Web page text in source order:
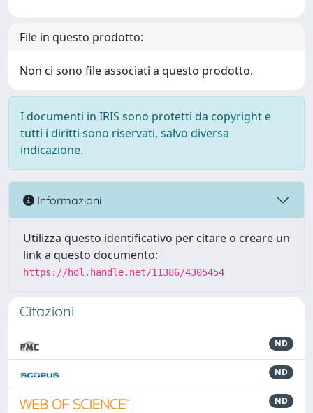
File in questo prodotto:
Non ci sono file associati a questo prodotto.
I documenti in IRIS sono protetti da copyright e
tutti i diritti sono riservati, salvo diversa
indicazione.
Informazioni
Utilizza questo identificativo per citare o creare un
link a questo documento:
https://hdl.handle.net/11386/4305454
Citazioni
ND
ND
ND